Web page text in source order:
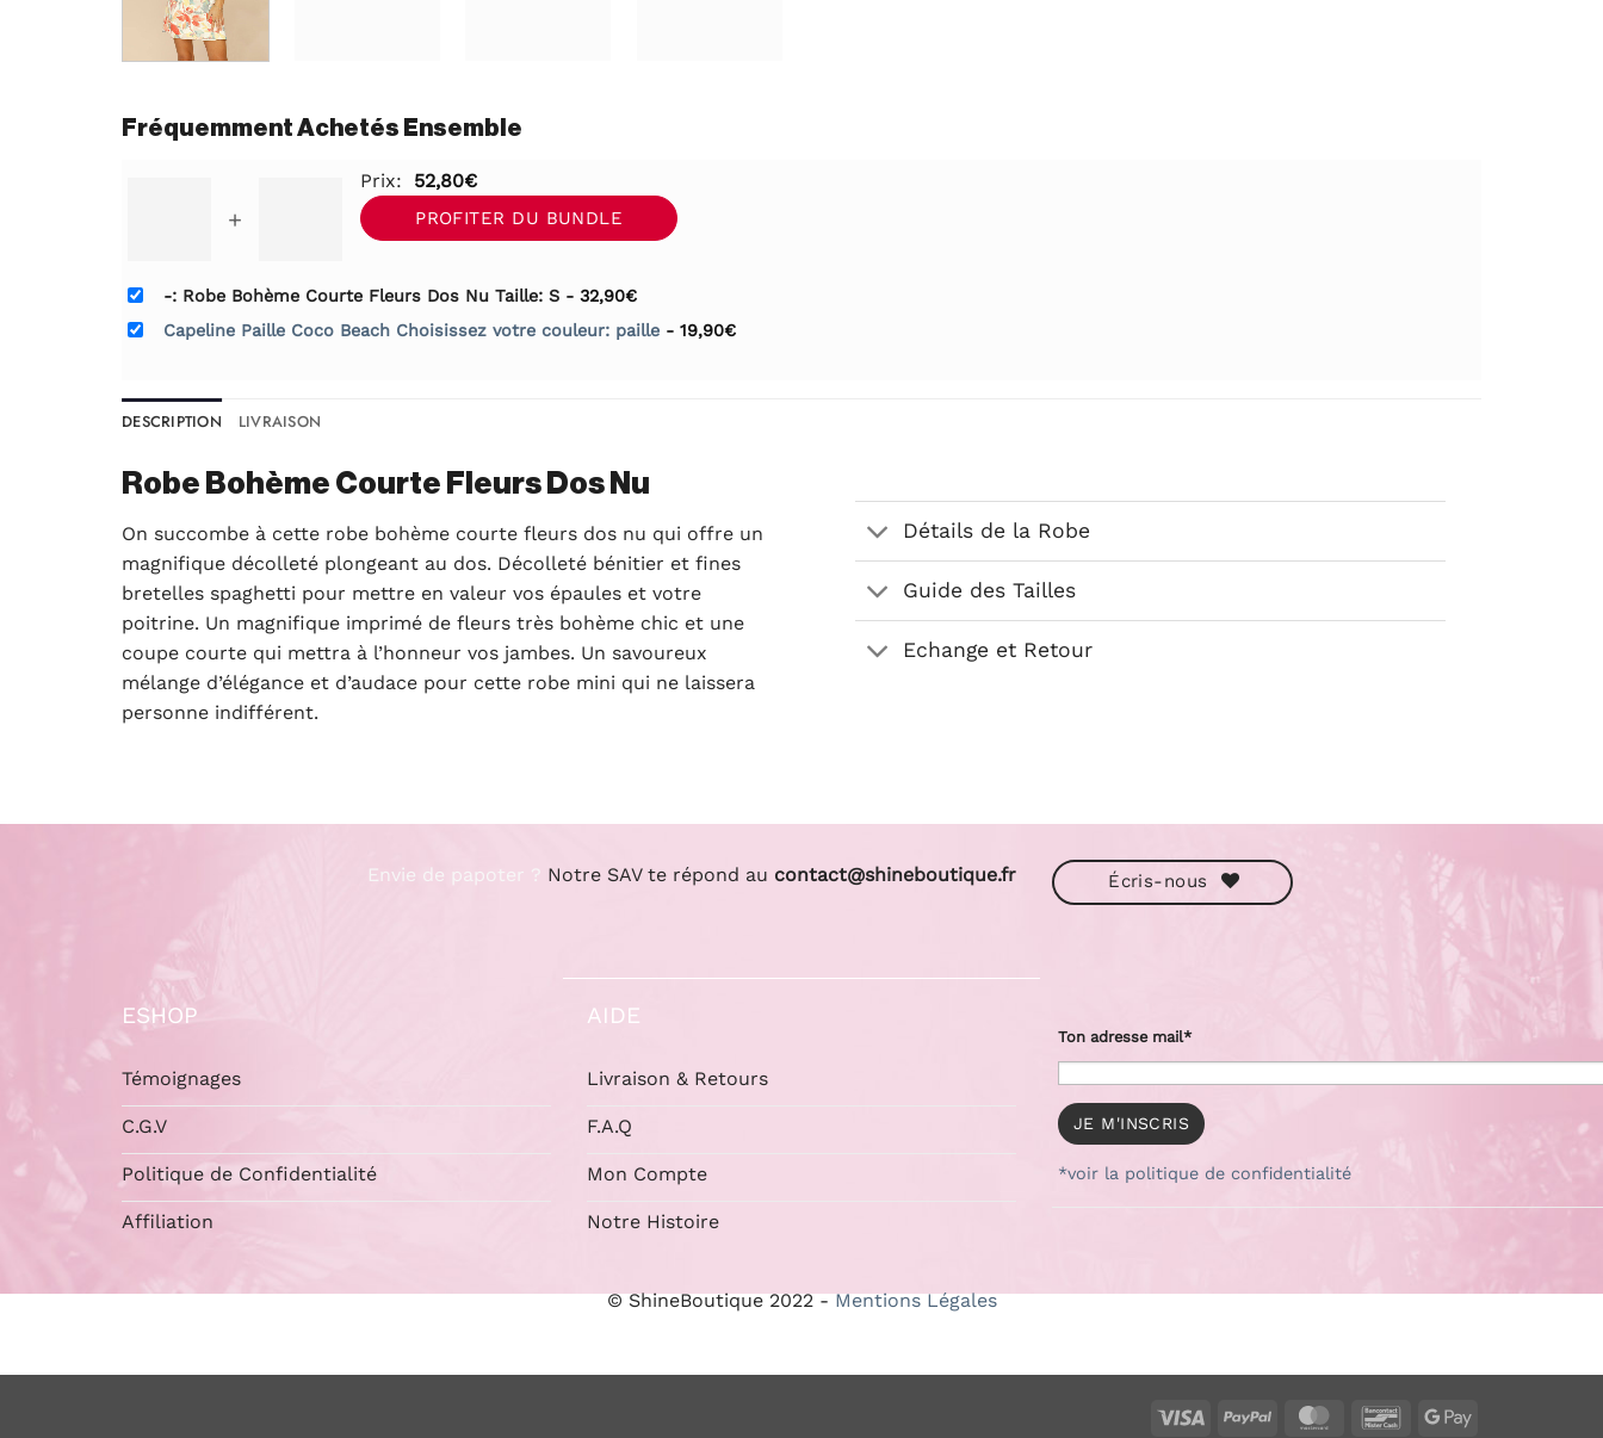
Fréquemment Achetés Ensemble
+
Prix: 52,80€
PROFITER DU BUNDLE
-: Robe Bohème Courte Fleurs Dos Nu Taille: S - 32,90€
Capeline Paille Coco Beach Choisissez votre couleur: paille - 19,90€
DESCRIPTION LIVRAISON
Robe Bohème Courte Fleurs Dos Nu
On succombe à cette robe bohème courte fleurs dos nu qui offre un
magnifique décolleté plongeant au dos. Décolleté bénitier et fines
bretelles spaghetti pour mettre en valeur vos épaules et votre
poitrine. Un magnifique imprimé de fleurs très bohème chic et une
coupe courte qui mettra à l’honneur vos jambes. Un savoureux
mélange d’élégance et d’audace pour cette robe mini qui ne laissera
personne indifférent.
Détails de la Robe
Guide des Tailles
Echange et Retour
Envie de papoter ? Notre SAV te répond au contact@shineboutique.fr Écris-nous
ESHOP
Témoignages
C.G.V
Politique de Confidentialité
Affiliation
AIDE
Livraison & Retours
F.A.Q
Mon Compte
Notre Histoire
Ton adresse mail*
*voir la politique de confidentialité
© ShineBoutique 2022 -Mentions Légales
Visa PayPal MasterCardBancontactGoogle